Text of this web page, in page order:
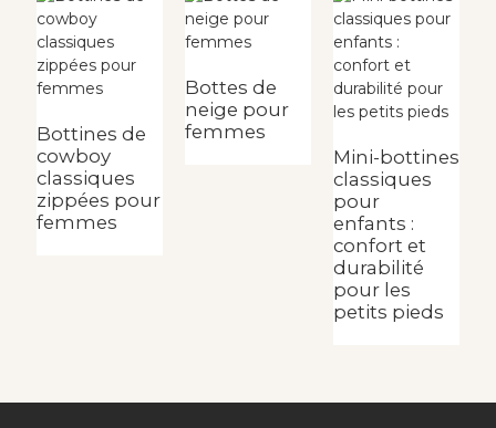
Bottines de
cowboy
classiques
zippées pour
femmes
Bottes de
neige pour
femmes
Mini-bottines
classiques
pour
enfants :
confort et
durabilité
pour les
petits pieds